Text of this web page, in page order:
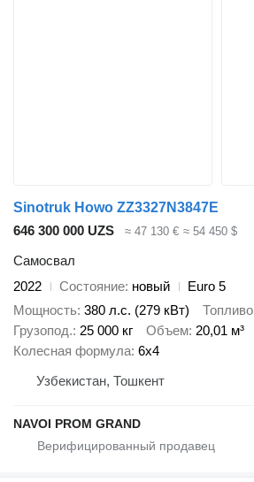
Sinotruk Howo ZZ3327N3847E
646 300 000 UZS
≈ 47 130 € ≈ 54 450 $
Самосвал
2022
Состояние новый
Euro 5
Мощность 380 л.с. (279 кВт) Топливо
Грузопод. 25 000 кг Объем 20,01 м³
Колесная формула 6x4
Узбекистан, Тошкент
NAVOI PROM GRAND